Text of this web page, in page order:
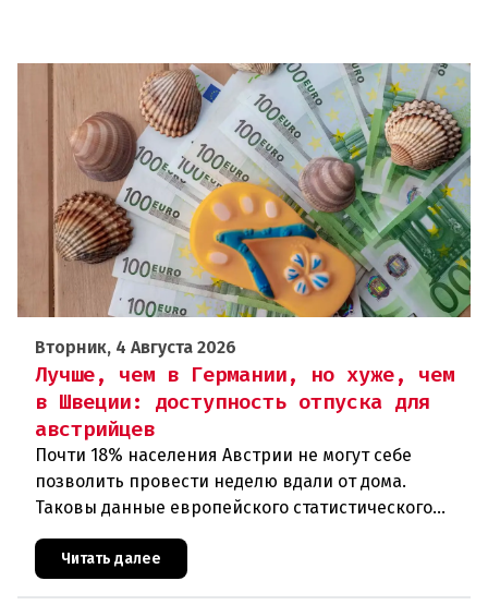
Вторник, 4 Августа 2026
Лучше, чем в Германии, но хуже, чем
в Швеции: доступность отпуска для
австрийцев
Почти 18% населения Австрии не могут себе
позволить провести неделю вдали от дома.
Таковы данные европейского статистического
агентства Eurostat за 2025 год. И хотя ситуация в
стране выглядит лучше ср
Читать далее